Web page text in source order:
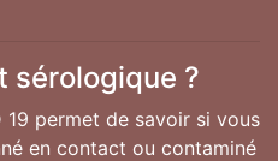
sérologique ?
19 permet de savoir si vous
en contact ou contaminé